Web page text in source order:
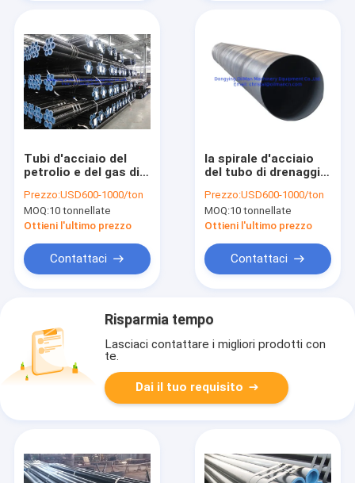
Tubi d'acciaio del
petrolio e del gas di
antincendio del tubo
del grado B api 5l X52
Prezzo:USD600-1000/ton
MOQ:10 tonnellate
Ottieni l'ultimo prezzo
Contattaci
la spirale d'acciaio
del tubo di drenaggio
600mm ha saldato la
norma di Astm
Prezzo:USD600-1000/ton
MOQ:10 tonnellate
Ottieni l'ultimo prezzo
Contattaci
Risparmia tempo
Lasciaci contattare i migliori prodotti con
te.
Dai il tuo requisito